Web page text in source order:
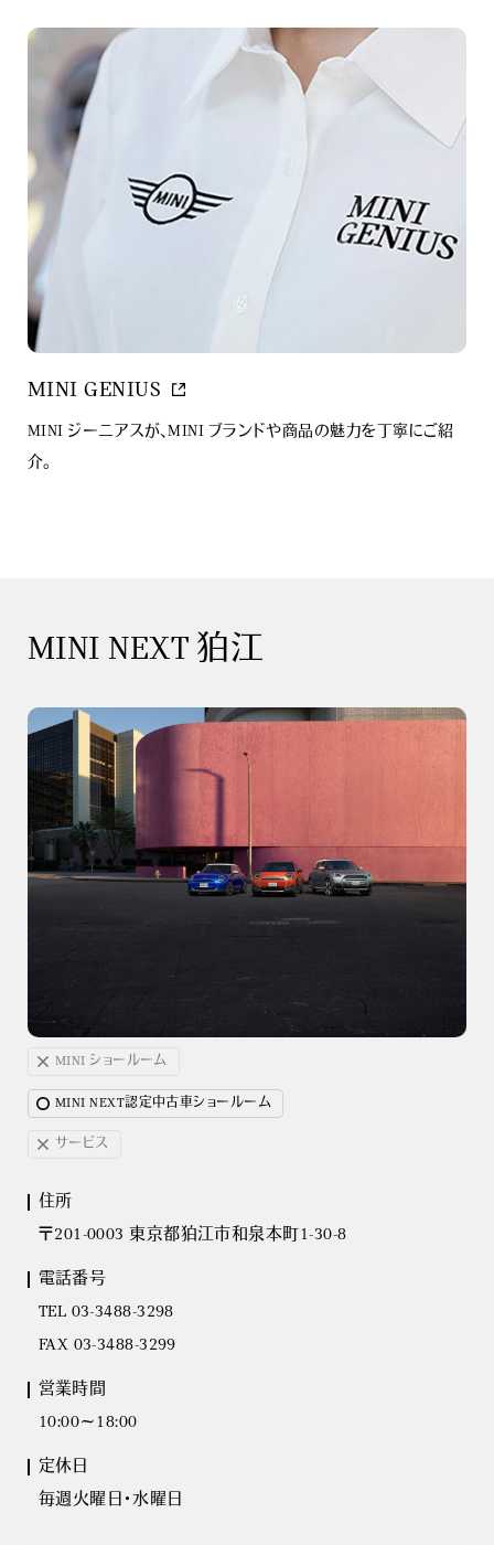
MINI GENIUS
MINI ジーニアスが、MINI ブランドや商品の魅力を丁寧にご紹
介。
MINI NEXT 狛江
MINI ショールーム
MINI NEXT認定中古車ショールーム
サービス
住所
〒201-0003 東京都狛江市和泉本町1-30-8
電話番号
TEL 03-3488-3298
FAX 03-3488-3299
営業時間
10:00～18:00
定休日
毎週火曜日・水曜日